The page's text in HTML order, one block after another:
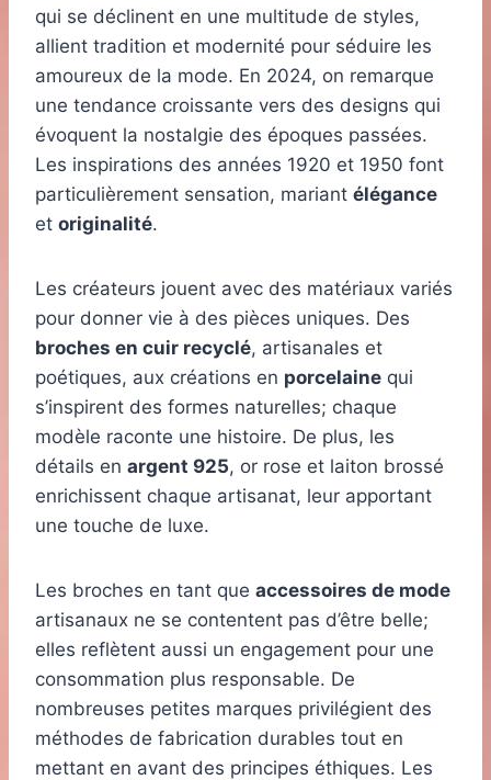
qui se déclinent en une multitude de styles,
allient tradition et modernité pour séduire les
amoureux de la mode. En 2024, on remarque
une tendance croissante vers des designs qui
évoquent la nostalgie des époques passées.
Les inspirations des années 1920 et 1950 font
particulièrement sensation, mariant élégance
et originalité.
Les créateurs jouent avec des matériaux variés
pour donner vie à des pièces uniques. Des
broches en cuir recyclé, artisanales et
poétiques, aux créations en porcelaine qui
s’inspirent des formes naturelles; chaque
modèle raconte une histoire. De plus, les
détails en argent 925, or rose et laiton brossé
enrichissent chaque artisanat, leur apportant
une touche de luxe.
Les broches en tant que accessoires de mode
artisanaux ne se contentent pas d’être belle;
elles reflètent aussi un engagement pour une
consommation plus responsable. De
nombreuses petites marques privilégient des
méthodes de fabrication durables tout en
mettant en avant des principes éthiques. Les